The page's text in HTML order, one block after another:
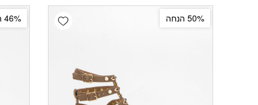
Add wishlist 50% הנחה 46% הנחה